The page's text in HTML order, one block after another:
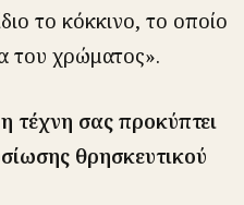
το κόκκινο, το οποίο
του χρώματος».
τέχνη σας προκύπτει
θρησκευτικού